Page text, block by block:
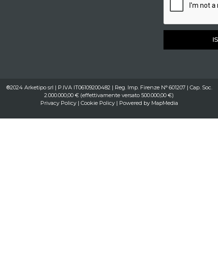
®2024 Arketipo srl | P.IVA IT06109200482 | Reg. Imp. Firenze N° 601207 | Cap. Soc.
2.000.000,00 € (effettivamente versato 500.000,00 €)
Privacy Policy| Cookie Policy| Powered by MapMedia